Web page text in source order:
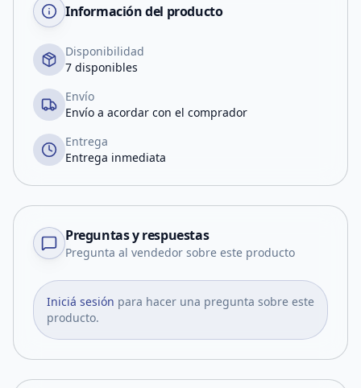
Información del producto
Disponibilidad
7 disponibles
Envío
Envío a acordar con el comprador
Entrega
Entrega inmediata
Preguntas y respuestas
Pregunta al vendedor sobre este producto
Iniciá sesión para hacer una pregunta sobre este
producto.